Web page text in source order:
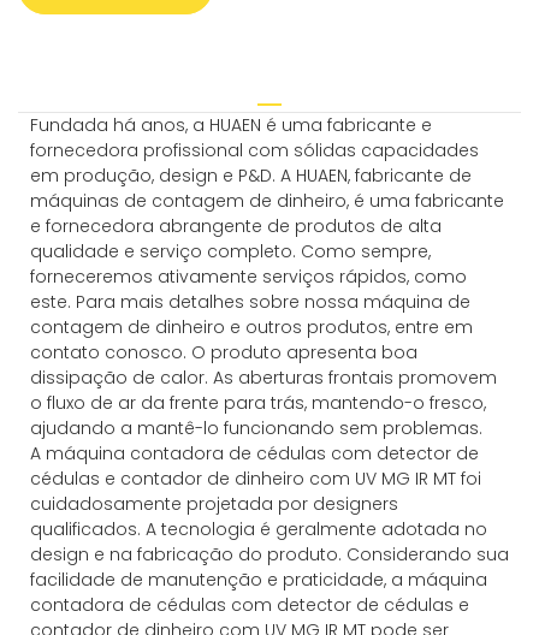
Fundada há anos, a HUAEN é uma fabricante e
fornecedora profissional com sólidas capacidades
em produção, design e P&D. A HUAEN, fabricante de
máquinas de contagem de dinheiro, é uma fabricante
e fornecedora abrangente de produtos de alta
qualidade e serviço completo. Como sempre,
forneceremos ativamente serviços rápidos, como
este. Para mais detalhes sobre nossa máquina de
contagem de dinheiro e outros produtos, entre em
contato conosco. O produto apresenta boa
dissipação de calor. As aberturas frontais promovem
o fluxo de ar da frente para trás, mantendo-o fresco,
ajudando a mantê-lo funcionando sem problemas.
A máquina contadora de cédulas com detector de
cédulas e contador de dinheiro com UV MG IR MT foi
cuidadosamente projetada por designers
qualificados. A tecnologia é geralmente adotada no
design e na fabricação do produto. Considerando sua
facilidade de manutenção e praticidade, a máquina
contadora de cédulas com detector de cédulas e
contador de dinheiro com UV MG IR MT pode ser